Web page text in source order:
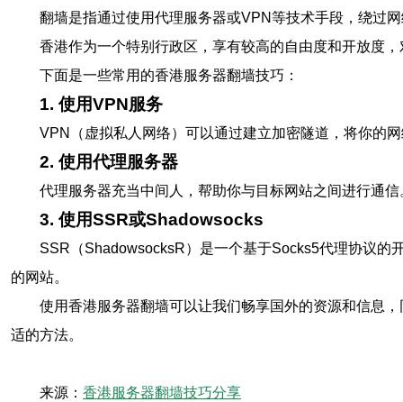
翻墙是指通过使用代理服务器或VPN等技术手段，绕过
香港作为一个特别行政区，享有较高的自由度和开放度
下面是一些常用的香港服务器翻墙技巧：
1. 使用VPN服务
VPN（虚拟私人网络）可以通过建立加密隧道，将你的
2. 使用代理服务器
代理服务器充当中间人，帮助你与目标网站之间进行通
3. 使用SSR或Shadowsocks
SSR（ShadowsocksR）是一个基于Socks5代理协议的
的网站。
使用香港服务器翻墙可以让我们畅享国外的资源和信息
适的方法。
来源： 香港服务器翻墙技巧分享